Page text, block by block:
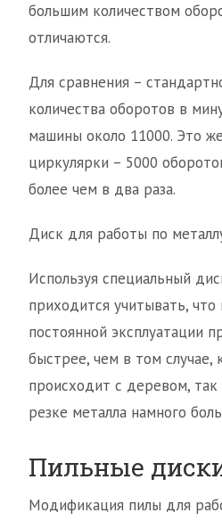
большим количеством
отличаются.
Для сравнения –
количества оборотов в
машины около 11000. Это
циркулярки – 5000
более чем в два раза.
Диск для работы по
Используя специальный
приходится учитывать, что
постоянной эксплуатации
быстрее, чем в том случае,
происходит с деревом, так
резке металла намного
Пильные
Модификация пилы для